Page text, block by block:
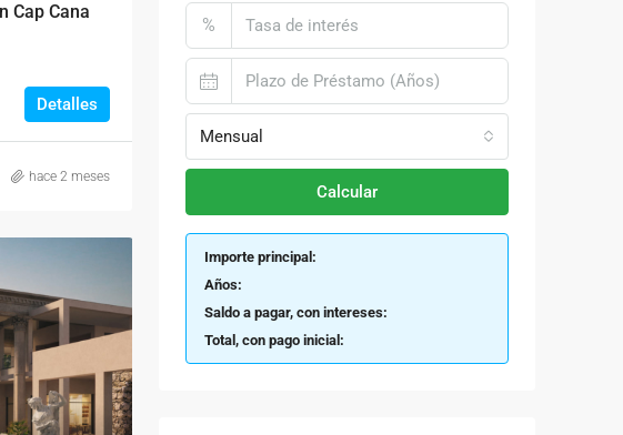
Cap Cana
Detalles
hace 2 meses
%
Mensual
Calcular
Importe principal:
Años:
Saldo a pagar, con intereses:
Total, con pago inicial: